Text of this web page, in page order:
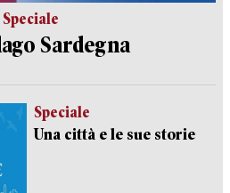
Speciale
Sardegna
Speciale
Una città e le sue storie